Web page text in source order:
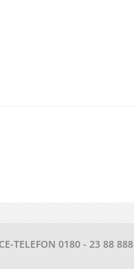
TELEFON 0180 - 23 88 888